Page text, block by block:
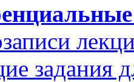
задания